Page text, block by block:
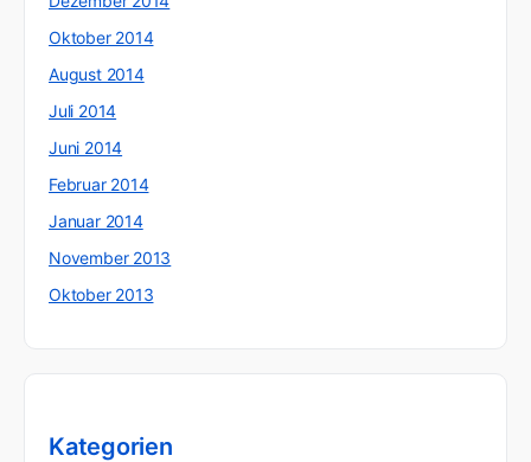
Oktober 2014
August 2014
Juli 2014
Juni 2014
Februar 2014
Januar 2014
November 2013
Oktober 2013
Kategorien